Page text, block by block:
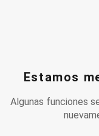
Estamos
Algunas funciones